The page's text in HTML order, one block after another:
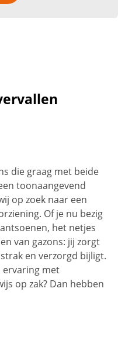
die graag met beide
toonaangevend
op zoek naar een
Of je nu bezig
het netjes
van gazons: jij zorgt
en verzorgd bijligt.
ervaring met
op zak? Dan hebben